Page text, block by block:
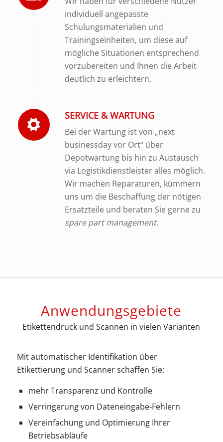
individuell angepasste
Schulungsmaterialien und
Trainingseinheiten, um diese auf
mögliche Situationen entsprechend
vorzubereiten und Ihnen die Arbeit
deutlich zu erleichtern.
SERVICE & WARTUNG
Bei der Wartung ist von „next
businessday vor Ort“ über
Depotwartung bis hin zu Austausch
via Logistikdienstleister alles möglich.
Wir machen Reparaturen, kümmern
uns um die Beschaffung der nötigen
Ersatzteile und beraten Sie gerne zu
spare part management.
Anwendungsgebiete
Etikettendruck und Scannen in vielen Varianten
Mit automatischer Identifikation über
Etikettierung und Scanner schaffen Sie:
mehr Transparenz und Kontrolle
Verringerung von Dateneingabe-Fehlern
Vereinfachung und Optimierung Ihrer
Betriebsabläufe